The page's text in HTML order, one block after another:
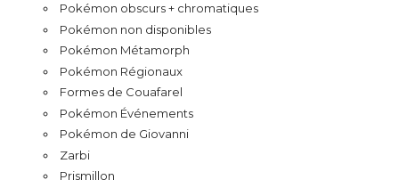
Pokémon obscurs + chromatiques
Pokémon non disponibles
Pokémon Métamorph
Pokémon Régionaux
Formes de Couafarel
Pokémon Événements
Pokémon de Giovanni
Zarbi
Prismillon